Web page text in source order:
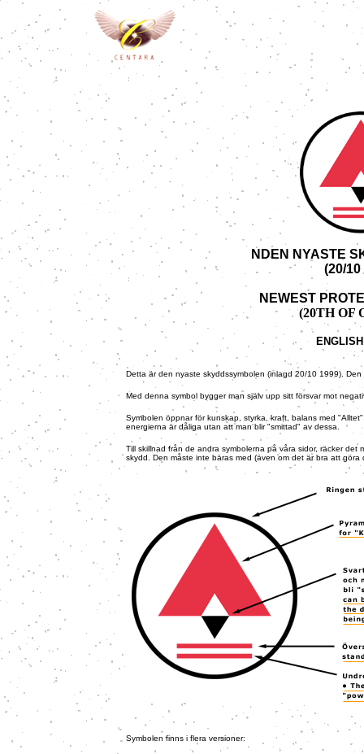
NDEN NYASTE
(20/10
NEWEST
(20TH OF
Detta är den nyaste skyddssymbolen (inlagd 20/10 1999).
Med denna symbol bygger man själv upp sitt försvar mot
Symbolen öppnar för kunskap, styrka, kraft, balans med
energierna är dåliga utan att man blir "smittad" av dessa.
Till skillnad från de andra symbolerna på våra sidor, räcker
skydd. Den måste inte bäras med (även om det är bra att göra
Symbolen finns i flera versioner: